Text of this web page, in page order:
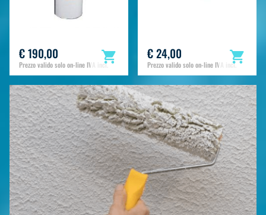
€ 190,00
Prezzo valido solo on-line IVA incl.
€ 24,00
Prezzo valido solo on-line IVA incl.